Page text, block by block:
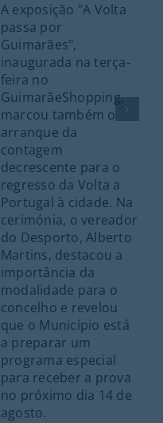
A exposição "A Volta
passa por
Guimarães",
inaugurada na terça-
feira no
GuimarãeShopping,
marcou também o
arranque da
contagem
decrescente para o
regresso da Volta a
Portugal à cidade. Na
cerimónia, o vereador
do Desporto, Alberto
Martins, destacou a
importância da
modalidade para o
concelho e revelou
que o Município está
a preparar um
programa especial
para receber a prova
no próximo dia 14 de
agosto.